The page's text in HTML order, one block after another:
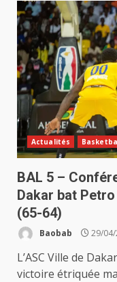
Actualités
BAL 5 –
Dakar bat
(65-64)
Baobab 29/
L’ASC Ville de
victoire étriquée